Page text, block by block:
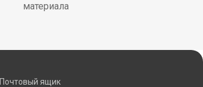
материала
Почтовый ящик